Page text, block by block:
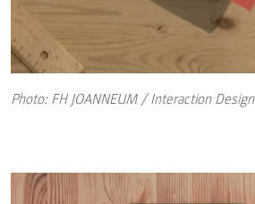
Photo: FH JOANNEUM / Interaction Design